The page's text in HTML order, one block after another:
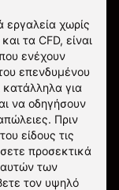
εργαλεία χωρίς
τα CFD, είναι
ενέχουν
επενδυμένου
κατάλληλα για
να οδηγήσουν
Πριν
είδους τις
προσεκτικά
αυτών των
τον υψηλό